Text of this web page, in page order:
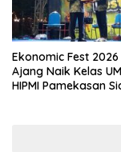
Ekonomic Fest
Ajang Naik Kelas
HIPMI Pamekasan